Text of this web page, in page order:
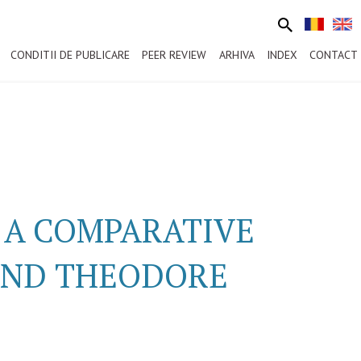
CONDITII DE PUBLICARE PEER REVIEW ARHIVA INDEX CONTACT
COMPARATIVE
THEODORE